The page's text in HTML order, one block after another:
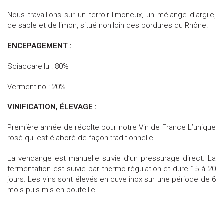
Nous travaillons sur un terroir limoneux, un mélange d’argile,
de sable et de limon, situé non loin des bordures du Rhône.
ENCEPAGEMENT :
Sciaccarellu : 80%
Vermentino : 20%
VINIFICATION, ÉLEVAGE :
Première année de récolte pour notre Vin de France L’unique
rosé qui est élaboré de façon traditionnelle.
La vendange est manuelle suivie d’un pressurage direct. La
fermentation est suivie par thermo-régulation et dure 15 à 20
jours. Les vins sont élevés en cuve inox sur une période de 6
mois puis mis en bouteille.